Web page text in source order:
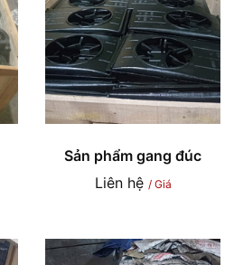
Sản phẩm gang đúc
Liên hệ / Giá